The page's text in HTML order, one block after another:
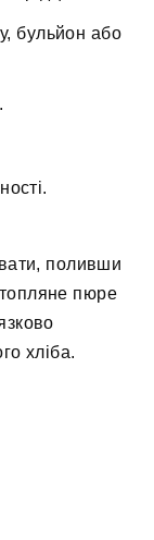
бульйон або
поливши
пюре
хліба.